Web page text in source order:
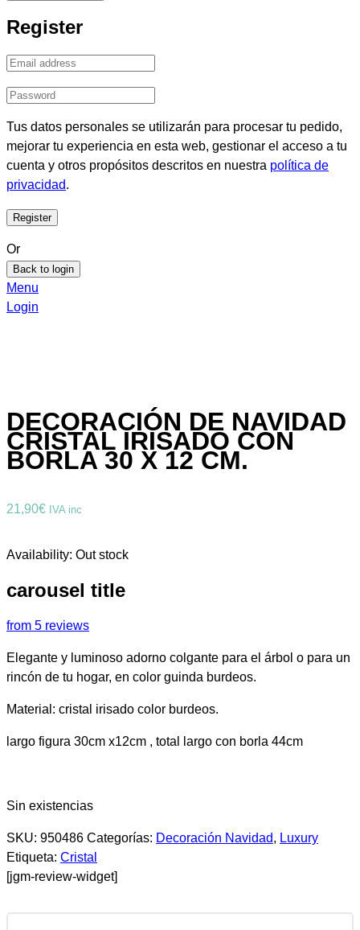
Register
Tus datos personales se utilizarán para procesar tu pedido,
mejorar tu experiencia en esta web, gestionar el acceso a tu
cuenta y otros propósitos descritos en nuestra política de
privacidad.
Or
Back to login
Menu
Login
DECORACIÓN DE NAVIDAD
CRISTAL IRISADO CON
BORLA 30 X 12 CM.
21,90€ IVA inc
Availability: Out stock
carousel title
from 5 reviews
Elegante y luminoso adorno colgante para el árbol o para un
rincón de tu hogar, en color guinda burdeos.
Material: cristal irisado color burdeos.
largo figura 30cm x12cm , total largo con borla 44cm
Sin existencias
SKU: 950486 Categorías: Decoración Navidad, Luxury
Etiqueta: Cristal
[jgm-review-widget]